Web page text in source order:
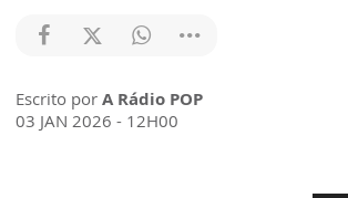
Escrito por A Rádio POP
03 JAN 2026 - 12H00